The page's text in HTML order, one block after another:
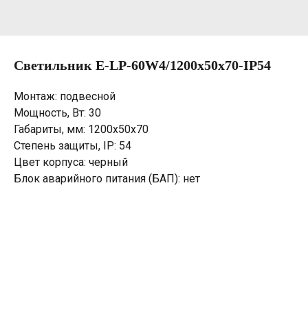
Светильник E-LP-60W4/1200х50х70-IP54
Монтаж: подвесной
Мощность, Вт: 30
Габариты, мм: 1200х50х70
Степень защиты, IP: 54
Цвет корпуса: черный
Блок аварийного питания (БАП): нет